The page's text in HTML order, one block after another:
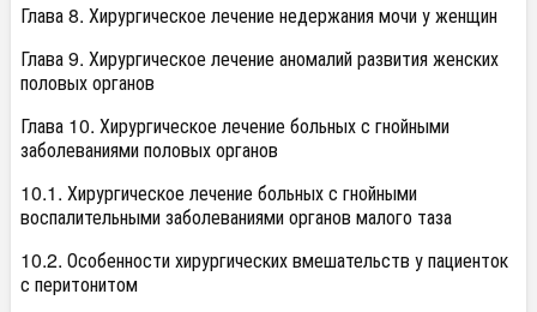
Глава 8. Хирургическое лечение недержания мочи у женщин
Глава 9. Хирургическое лечение аномалий развития женских
половых органов
Глава 10. Хирургическое лечение больных с гнойными
заболеваниями половых органов
10.1. Хирургическое лечение больных с гнойными
воспалительными заболеваниями органов малого таза
10.2. Особенности хирургических вмешательств у пациенток
с перитонитом